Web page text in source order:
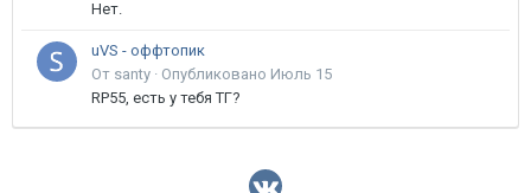
Нет.
uVS - оффтопик
От santy · Опубликовано Июль 15
RP55, есть у тебя ТГ?